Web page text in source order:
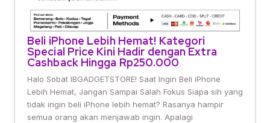
Beli iPhone Lebih Hemat! Kategori
Special Price Kini Hadir dengan Extra
Cashback Hingga Rp250.000
Halo Sobat IBGADGETSTORE! Saat Ingin Beli iPhone
Lebih Hemat, Jangan Sampai Salah Fokus Siapa sih yang
tidak ingin beli iPhone lebih hemat? Rasanya hampir
semua orang akan menjawab ingin. Apalagi